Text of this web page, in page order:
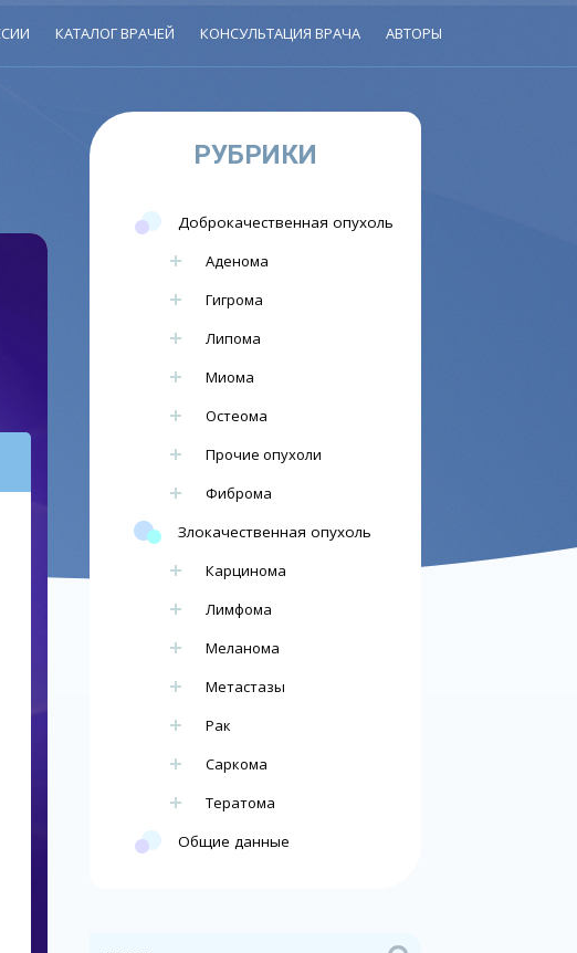
КАТАЛОГ ВРАЧЕЙ КОНСУЛЬТАЦИЯ ВРАЧА АВТОРЫ
РУБРИКИ
Доброкачественная опухоль
Аденома
Гигрома
Липома
Миома
Остеома
Прочие опухоли
Фиброма
Злокачественная опухоль
Карцинома
Лимфома
Меланома
Метастазы
Рак
Саркома
Тератома
Общие данные